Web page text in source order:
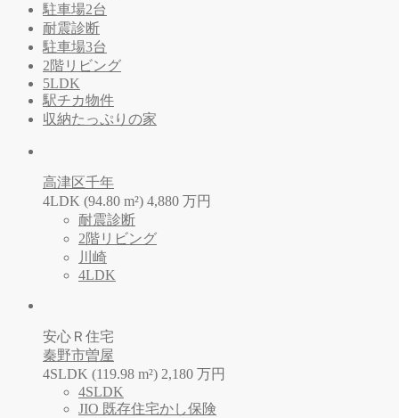
駐車場2台
耐震診断
駐車場3台
2階リビング
5LDK
駅チカ物件
収納たっぷりの家
高津区千年
4LDK (94.80 m²) 4,880 万円
耐震診断
2階リビング
川崎
4LDK
安心Ｒ住宅
秦野市曽屋
4SLDK (119.98 m²) 2,180 万円
4SLDK
JIO 既存住宅かし保険